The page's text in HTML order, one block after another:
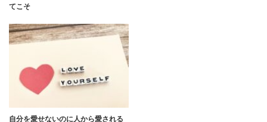
てこそ
自分を愛せないのに人から愛される